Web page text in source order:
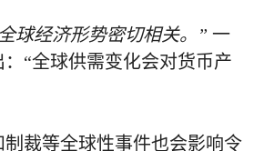
球经济形势密切相关。” 一
“全球供需变化会对货币产
制裁等全球性事件也会影响令